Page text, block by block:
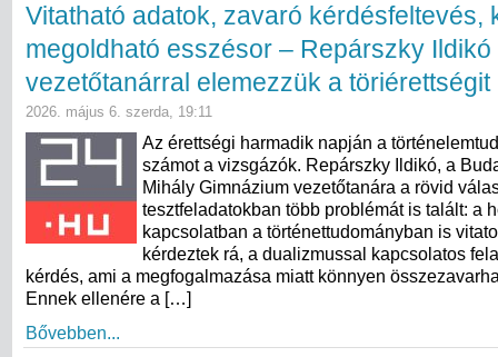
Vitatható adatok, zavaró kérdésfeltevés,
megoldható esszésor – Repárszky Ildikó
vezetőtanárral elemezzük a töriérettségit
2026. május 6. szerda, 19:11
Az érettségi harmadik napján a
számot a vizsgázók. Repárszky Ildikó, a
Mihály Gimnázium vezetőtanára a rövid
tesztfeladatokban több problémát is talált: a
kapcsolatban a történettudományban is
kérdeztek rá, a dualizmussal kapcsolatos
kérdés, ami a megfogalmazása miatt könnyen
Ennek ellenére a […]
Bővebben...